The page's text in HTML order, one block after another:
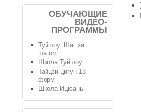
ОБУЧАЮЩИЕ
ВИДЕО-
ПРОГРАММЫ
Туйшоу. Шаг за
шагом.
Школа Туйшоу
Тайцзи-цигун 18
форм
Школа Ицюань